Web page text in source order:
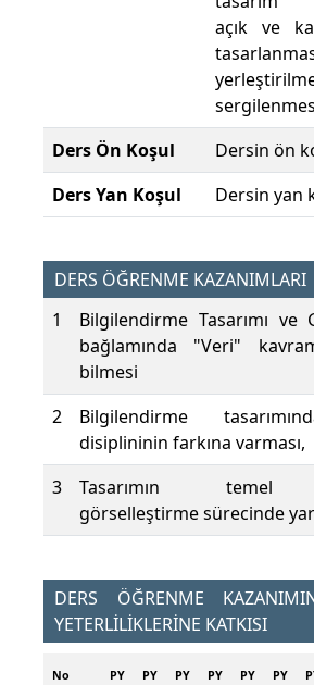
açık ve
Ders Ön Koşul
Dersin ön
Ders Yan Koşul
Dersin yan
DERS ÖĞRENME KAZANIMLARI
1
Bilgilendirme Tasarımı ve
bağlamında "Veri"
bilmesi
2
Bilgilendirme
disiplininin farkına varması,
3
Tasarımın temel
görselleştirme sürecinde
DERS ÖĞRENME
YETERLİLİKLERİNE KATKISI
No
PY
PY
PY
PY
PY
PY